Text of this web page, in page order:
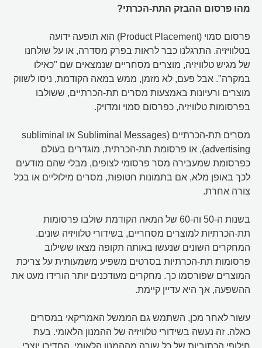
מהו פרסום ההבזק התת-הכרתי?
פרסום סמוי (Product Placement) הוא תופעה ידועה
בטלוויזיה. התרגלנו כבר לראות בפרק מסדרה, או על שולחנו
של מגיש טלוויזיה, מוצרים מסחריים שנמצאים שם "כאילו
במקרה". אבל פעם, לא מזמן, ממש במאה הקודמת, ניסו לשווק
מוצרים ורעיונות באמצעות מסרים תת-הכרתיים, ששולבו
בפרסומות טלוויזיה, כפרסום סמוי ומדויק.
מסרים תת-הכרתיים (Subliminal Messages או subliminal
advertising), או פרסומת תת-הכרתית, מוגדרים בעולם
כפרסומת שמעבירה מסר פרסומי לצופים, מבלי שהם מודעים
לכך באופן מלא, אם בתמונות חטופות, מסרים מילוליים או בכל
צורה אחרת.
בשנות ה-50 וה-60 של המאה הקודמת שולבו פרסומות
תת-הכרתיות למוצרים מסחריים, בשידורי טלוויזיה שונים.
המחקרים השונים שנעשו באותה תקופה מצאו ששילוב
פרסומות תת-הכרתיות בסרטים משפיע משמעותית על צריכת
המוצרים שפורסמו כך. מחקרים מעודכנים יותר הורידו מעט את
ההשפעה, אך היא עדיין קיימת.
עשור לאחר מכן, השתמש גם הממשל האמריקאי במסרים
כאלה. זה נעשה בשידורי טלוויזיה של ההמנון הלאומי. בעת
חילופי הכתוביות של כל שורה מההמנון הלאומי, החדירו יוצרי